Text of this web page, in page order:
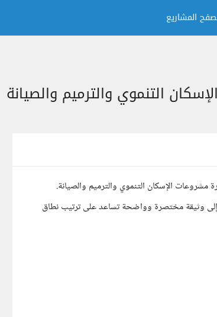
المشاريع
التنموي والترميم والصيانة
الإسكان التنموي والترميم والصيانة.
إلى وثيقة مختصرة وواضحة تساعد على ترتيب نطاق